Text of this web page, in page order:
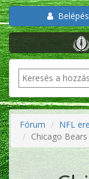
Belépés
Fórum
NFL
Chicago